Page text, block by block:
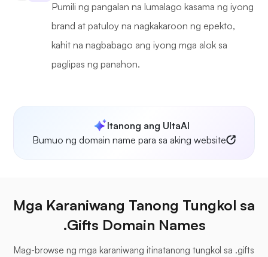
Pumili ng pangalan na lumalago kasama ng iyong
brand at patuloy na nagkakaroon ng epekto,
kahit na nagbabago ang iyong mga alok sa
paglipas ng panahon.
Itanong ang UltaAI
Bumuo ng domain name para sa aking website
Mga Karaniwang Tanong Tungkol sa
.Gifts Domain Names
Mag-browse ng mga karaniwang itinatanong tungkol sa .gifts